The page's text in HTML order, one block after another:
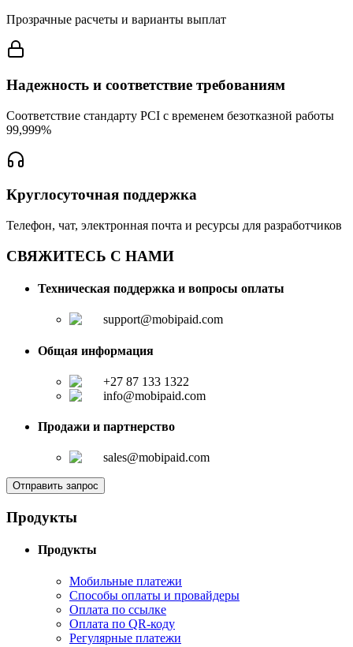
Прозрачные расчеты и варианты выплат
Надежность и соответствие требованиям
Соответствие стандарту PCI с временем безотказной работы
99,999%
Круглосуточная поддержка
Телефон, чат, электронная почта и ресурсы для разработчиков
СВЯЖИТЕСЬ С НАМИ
Техническая поддержка и вопросы оплаты
support@mobipaid.com
Общая информация
+27 87 133 1322
info@mobipaid.com
Продажи и партнерство
sales@mobipaid.com
Отправить запрос
Продукты
Продукты
Мобильные платежи
Способы оплаты и провайдеры
Оплата по ссылке
Оплата по QR-коду
Регулярные платежи